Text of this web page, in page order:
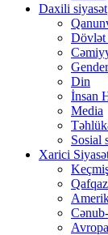
Daxili siyasət
Dövlət
Gender
Din
İnsan
Media
Sosial
Xarici
Qafqaz
Avropa